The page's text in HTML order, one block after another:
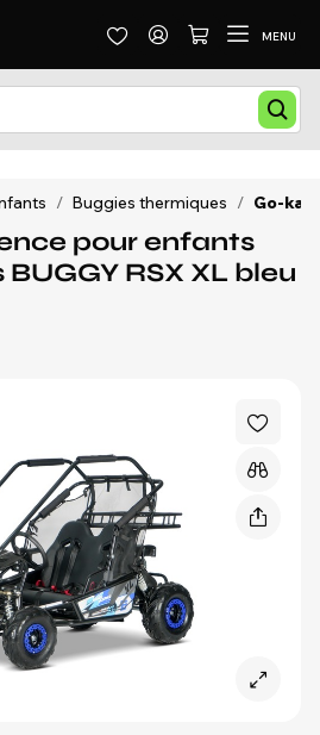
MENU
/ Buggies thermiques / Go-kart
pour enfants
RSX XL bleu